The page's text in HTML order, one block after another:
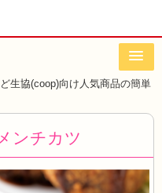
生協(coop)向け人気商品の簡単
ンチカツ